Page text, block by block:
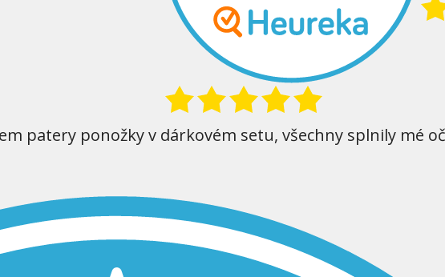
patery ponožky v dárkovém setu, všechny splnily mé